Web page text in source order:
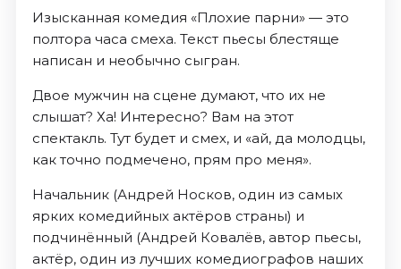
Изысканная комедия «Плохие парни» — это
полтора часа смеха. Текст пьесы блестяще
написан и необычно сыгран.
Двое мужчин на сцене думают, что их не
слышат? Ха! Интересно? Вам на этот
спектакль. Тут будет и смех, и «ай, да молодцы,
как точно подмечено, прям про меня».
Начальник (Андрей Носков, один из самых
ярких комедийных актёров страны) и
подчинённый (Андрей Ковалёв, автор пьесы,
актёр, один из лучших комедиографов наших